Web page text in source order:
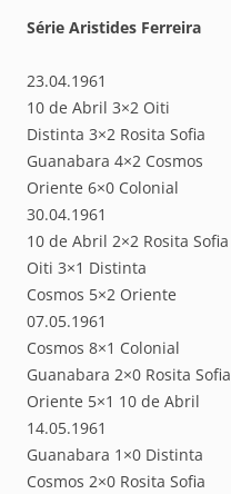
Série Aristides Ferreira
23.04.1961
10 de Abril 3×2 Oiti
Distinta 3×2 Rosita Sofia
Guanabara 4×2 Cosmos
Oriente 6×0 Colonial
30.04.1961
10 de Abril 2×2 Rosita Sofia
Oiti 3×1 Distinta
Cosmos 5×2 Oriente
07.05.1961
Cosmos 8×1 Colonial
Guanabara 2×0 Rosita Sofia
Oriente 5×1 10 de Abril
14.05.1961
Guanabara 1×0 Distinta
Cosmos 2×0 Rosita Sofia